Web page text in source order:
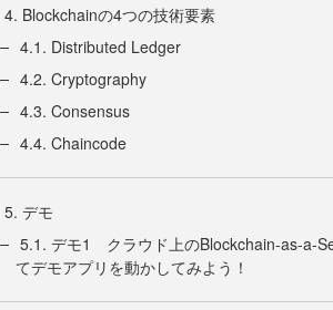
4. Blockchainの4つの技術要素
4.1. Distributed Ledger
4.2. Cryptography
4.3. Consensus
4.4. Chaincode
5. デモ
5.1. デモ1 クラウド上のBlockchain-as-a-
てデモアプリを動かしてみよう！